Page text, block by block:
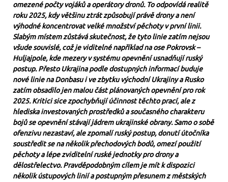
omezené počty vojáků a operátory dronů. To odpovídá realitě
roku 2025, kdy většinu ztrát způsobují právě drony a není
výhodné koncentrovat velké množství pěchoty v první linii.
Slabým místem zůstává skutečnost, že tyto linie zatím nejsou
všude souvislé, což je viditelné například na ose Pokrovsk –
Huljajpole, kde mezery v systému opevnění usnadňují ruský
postup. Přesto Ukrajina podle dostupných informací buduje
nové linie na Donbasu i ve zbytku východní Ukrajiny a Rusko
zatím obsadilo jen malou část plánovaných opevnění pro rok
2025. Kritici sice zpochybňují účinnost těchto prací, ale z
hlediska investovaných prostředků a současného charakteru
bojů se opevnění stávají jádrem ukrajinské obrany. Samo o sobě
ofenzivu nezastaví, ale zpomalí ruský postup, donutí útočníka
soustředit se na několik přechodových bodů, omezí použití
pěchoty a lépe zviditelní ruské jednotky pro drony a
dělostřelectvo. Pravděpodobným cílem je mít k dispozici
několik ústupových linií a postupným přesunem z městských